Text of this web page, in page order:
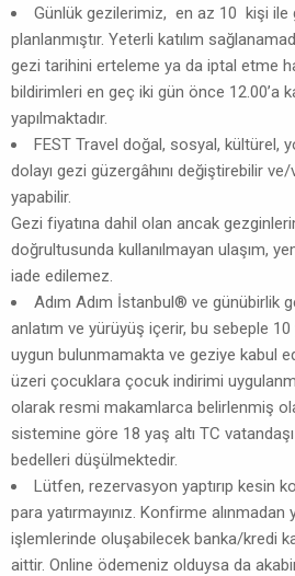
Günlük gezilerimiz, en az 10 kişi ile
planlanmıştır. Yeterli katılım
gezi tarihini erteleme ya da iptal etme
bildirimleri en geç iki gün önce 12.00’a
yapılmaktadır.
FEST Travel doğal, sosyal, kültürel,
dolayı gezi güzergâhını değiştirebilir
yapabilir.
Gezi fiyatına dahil olan ancak
doğrultusunda kullanılmayan ulaşım,
iade edilemez.
Adım Adım İstanbul® ve günübirlik
anlatım ve yürüyüş içerir, bu sebeple 10
uygun bulunmamakta ve geziye kabul
üzeri çocuklara çocuk indirimi
olarak resmi makamlarca belirlenmiş
sistemine göre 18 yaş altı TC
bedelleri düşülmektedir.
Lütfen, rezervasyon yaptırıp kesin
para yatırmayınız. Konfirme alınmadan
işlemlerinde oluşabilecek banka/kredi
aittir. Online ödemeniz olduysa da